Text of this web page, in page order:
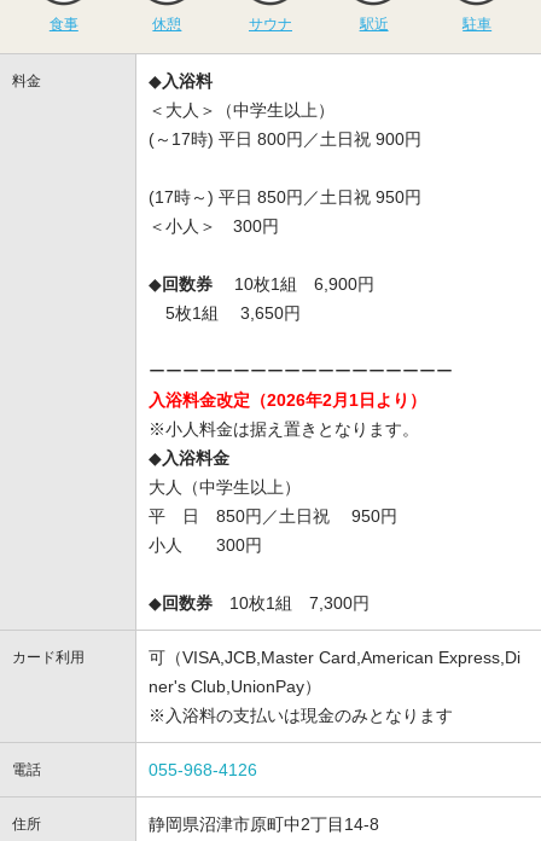
食事 休憩 サウナ 駅近 駐車
料金 ◆入浴料
＜大人＞（中学生以上）
(～17時) 平日 800円／土日祝 900円
(17時～) 平日 850円／土日祝 950円
＜小人＞ 300円
◆回数券 10枚1組 6,900円
5枚1組 3,650円
ーーーーーーーーーーーーーーーーーー
入浴料金改定（2026年2月1日より）
※小人料金は据え置きとなります。
◆入浴料金
大人（中学生以上）
平 日 850円／土日祝 950円
小人 300円
◆回数券 10枚1組 7,300円
カード利用
可（VISA,JCB,Master Card,American Express,Di
ner's Club,UnionPay）
※入浴料の支払いは現金のみとなります
電話 055-968-4126
住所 静岡県沼津市原町中2丁目14-8